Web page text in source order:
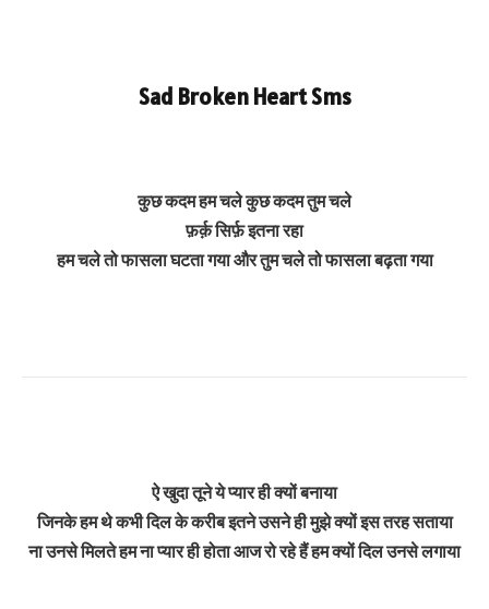
Sad Broken HeartSms
कुछ कदम हम चले कुछ कदम तुम चले
फ़र्क़ सिर्फ़ इतना रहा
हम चले तो फासला घटता गया और तुम चले तो फासला बढ़ता गया
ऐ खुदा तूने ये प्यार ही क्यों बनाया
जिनके हम थे कभी दिल के करीब इतने उसने ही मुझे क्यों इस तरह सताया
ना उनसे मिलते हम ना प्यार ही होता आज रो रहे हैं हम क्यों दिल उनसे लगाया